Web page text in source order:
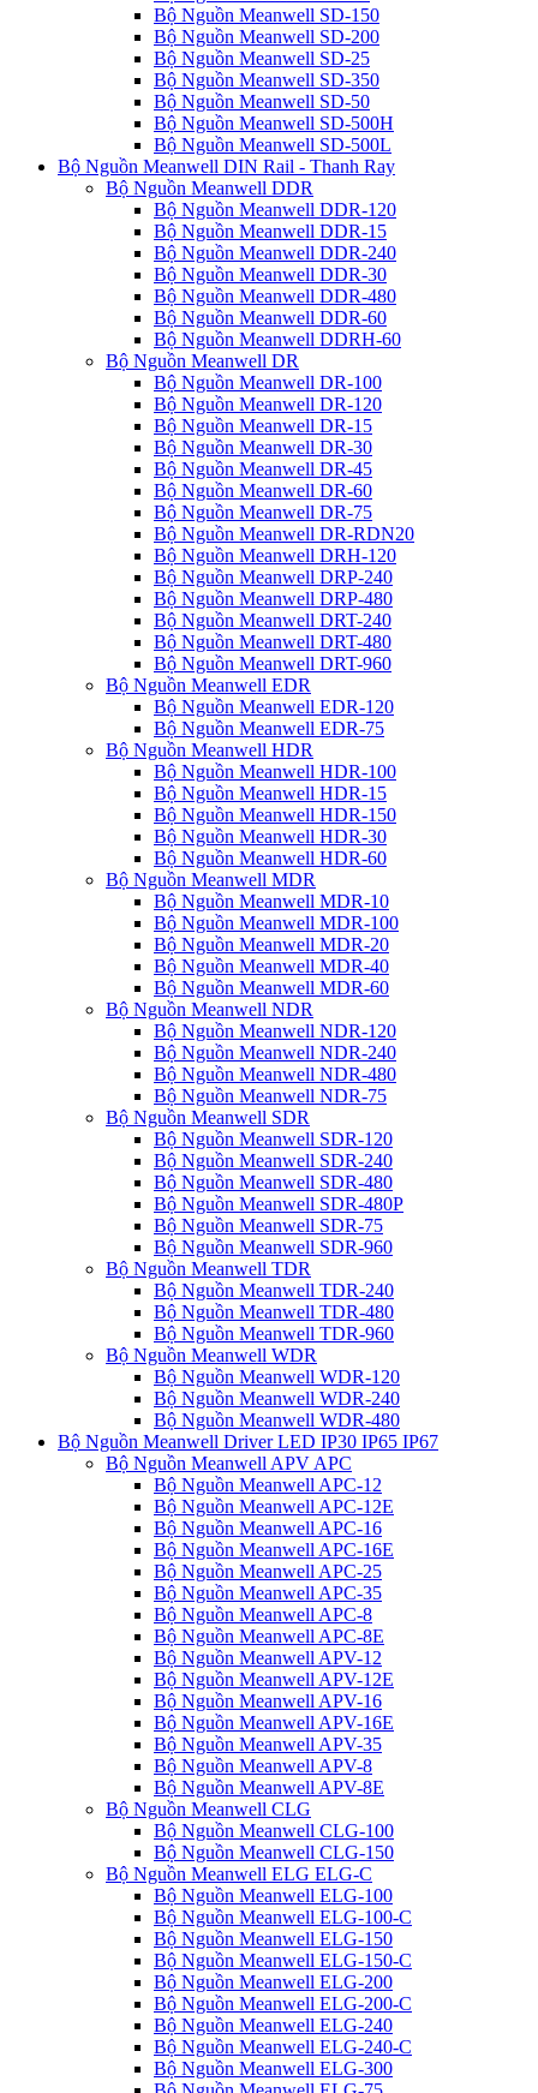
Bộ Nguồn Meanwell SD-150
Bộ Nguồn Meanwell SD-200
Bộ Nguồn Meanwell SD-25
Bộ Nguồn Meanwell SD-350
Bộ Nguồn Meanwell SD-50
Bộ Nguồn Meanwell SD-500H
Bộ Nguồn Meanwell SD-500L
Bộ Nguồn Meanwell DIN Rail - Thanh Ray
Bộ Nguồn Meanwell DDR
Bộ Nguồn Meanwell DDR-120
Bộ Nguồn Meanwell DDR-15
Bộ Nguồn Meanwell DDR-240
Bộ Nguồn Meanwell DDR-30
Bộ Nguồn Meanwell DDR-480
Bộ Nguồn Meanwell DDR-60
Bộ Nguồn Meanwell DDRH-60
Bộ Nguồn Meanwell DR
Bộ Nguồn Meanwell DR-100
Bộ Nguồn Meanwell DR-120
Bộ Nguồn Meanwell DR-15
Bộ Nguồn Meanwell DR-30
Bộ Nguồn Meanwell DR-45
Bộ Nguồn Meanwell DR-60
Bộ Nguồn Meanwell DR-75
Bộ Nguồn Meanwell DR-RDN20
Bộ Nguồn Meanwell DRH-120
Bộ Nguồn Meanwell DRP-240
Bộ Nguồn Meanwell DRP-480
Bộ Nguồn Meanwell DRT-240
Bộ Nguồn Meanwell DRT-480
Bộ Nguồn Meanwell DRT-960
Bộ Nguồn Meanwell EDR
Bộ Nguồn Meanwell EDR-120
Bộ Nguồn Meanwell EDR-75
Bộ Nguồn Meanwell HDR
Bộ Nguồn Meanwell HDR-100
Bộ Nguồn Meanwell HDR-15
Bộ Nguồn Meanwell HDR-150
Bộ Nguồn Meanwell HDR-30
Bộ Nguồn Meanwell HDR-60
Bộ Nguồn Meanwell MDR
Bộ Nguồn Meanwell MDR-10
Bộ Nguồn Meanwell MDR-100
Bộ Nguồn Meanwell MDR-20
Bộ Nguồn Meanwell MDR-40
Bộ Nguồn Meanwell MDR-60
Bộ Nguồn Meanwell NDR
Bộ Nguồn Meanwell NDR-120
Bộ Nguồn Meanwell NDR-240
Bộ Nguồn Meanwell NDR-480
Bộ Nguồn Meanwell NDR-75
Bộ Nguồn Meanwell SDR
Bộ Nguồn Meanwell SDR-120
Bộ Nguồn Meanwell SDR-240
Bộ Nguồn Meanwell SDR-480
Bộ Nguồn Meanwell SDR-480P
Bộ Nguồn Meanwell SDR-75
Bộ Nguồn Meanwell SDR-960
Bộ Nguồn Meanwell TDR
Bộ Nguồn Meanwell TDR-240
Bộ Nguồn Meanwell TDR-480
Bộ Nguồn Meanwell TDR-960
Bộ Nguồn Meanwell WDR
Bộ Nguồn Meanwell WDR-120
Bộ Nguồn Meanwell WDR-240
Bộ Nguồn Meanwell WDR-480
Bộ Nguồn Meanwell Driver LED IP30 IP65 IP67
Bộ Nguồn Meanwell APV APC
Bộ Nguồn Meanwell APC-12
Bộ Nguồn Meanwell APC-12E
Bộ Nguồn Meanwell APC-16
Bộ Nguồn Meanwell APC-16E
Bộ Nguồn Meanwell APC-25
Bộ Nguồn Meanwell APC-35
Bộ Nguồn Meanwell APC-8
Bộ Nguồn Meanwell APC-8E
Bộ Nguồn Meanwell APV-12
Bộ Nguồn Meanwell APV-12E
Bộ Nguồn Meanwell APV-16
Bộ Nguồn Meanwell APV-16E
Bộ Nguồn Meanwell APV-35
Bộ Nguồn Meanwell APV-8
Bộ Nguồn Meanwell APV-8E
Bộ Nguồn Meanwell CLG
Bộ Nguồn Meanwell CLG-100
Bộ Nguồn Meanwell CLG-150
Bộ Nguồn Meanwell ELG ELG-C
Bộ Nguồn Meanwell ELG-100
Bộ Nguồn Meanwell ELG-100-C
Bộ Nguồn Meanwell ELG-150
Bộ Nguồn Meanwell ELG-150-C
Bộ Nguồn Meanwell ELG-200
Bộ Nguồn Meanwell ELG-200-C
Bộ Nguồn Meanwell ELG-240
Bộ Nguồn Meanwell ELG-240-C
Bộ Nguồn Meanwell ELG-300